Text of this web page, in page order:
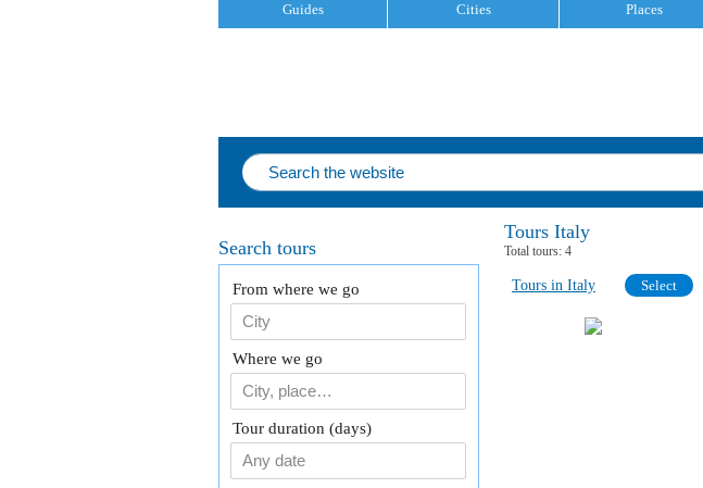
Guides Cities Places
Tours Italy
Total tours: 4
Tours in Italy Select
Search tours
From where we go
Where we go
Tour duration (days)
Any date